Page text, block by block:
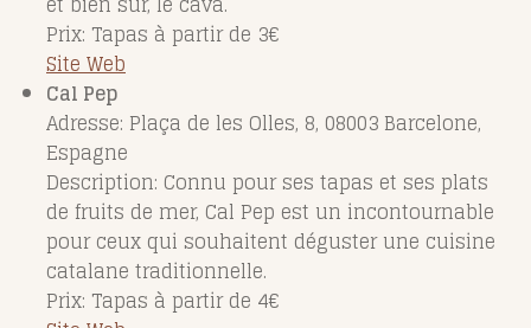
Prix: Tapas à partir de 3€
Site Web
Cal Pep
Adresse: Plaça de les Olles, 8, 08003 Barcelone,
Espagne
Description: Connu pour ses tapas et ses plats
de fruits de mer, Cal Pep est un incontournable
pour ceux qui souhaitent déguster une cuisine
catalane traditionnelle.
Prix: Tapas à partir de 4€